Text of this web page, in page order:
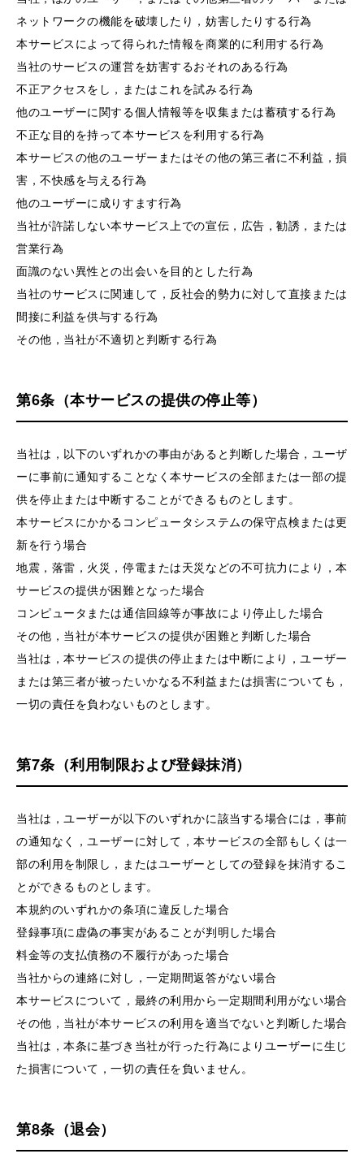
ネットワークの機能を破壊したり，妨害したりする行為
本サービスによって得られた情報を商業的に利用する行為
当社のサービスの運営を妨害するおそれのある行為
不正アクセスをし，またはこれを試みる行為
他のユーザーに関する個人情報等を収集または蓄積する行為
不正な目的を持って本サービスを利用する行為
本サービスの他のユーザーまたはその他の第三者に不利益，損
害，不快感を与える行為
他のユーザーに成りすます行為
当社が許諾しない本サービス上での宣伝，広告，勧誘，または
営業行為
面識のない異性との出会いを目的とした行為
当社のサービスに関連して，反社会的勢力に対して直接または
間接に利益を供与する行為
その他，当社が不適切と判断する行為
第6条（本サービスの提供の停止等）
当社は，以下のいずれかの事由があると判断した場合，ユーザ
ーに事前に通知することなく本サービスの全部または一部の提
供を停止または中断することができるものとします。
本サービスにかかるコンピュータシステムの保守点検または更
新を行う場合
地震，落雷，火災，停電または天災などの不可抗力により，本
サービスの提供が困難となった場合
コンピュータまたは通信回線等が事故により停止した場合
その他，当社が本サービスの提供が困難と判断した場合
当社は，本サービスの提供の停止または中断により，ユーザー
または第三者が被ったいかなる不利益または損害についても，
一切の責任を負わないものとします。
第7条（利用制限および登録抹消）
当社は，ユーザーが以下のいずれかに該当する場合には，事前
の通知なく，ユーザーに対して，本サービスの全部もしくは一
部の利用を制限し，またはユーザーとしての登録を抹消するこ
とができるものとします。
本規約のいずれかの条項に違反した場合
登録事項に虚偽の事実があることが判明した場合
料金等の支払債務の不履行があった場合
当社からの連絡に対し，一定期間返答がない場合
本サービスについて，最終の利用から一定期間利用がない場合
その他，当社が本サービスの利用を適当でないと判断した場合
当社は，本条に基づき当社が行った行為によりユーザーに生じ
た損害について，一切の責任を負いません。
第8条（退会）